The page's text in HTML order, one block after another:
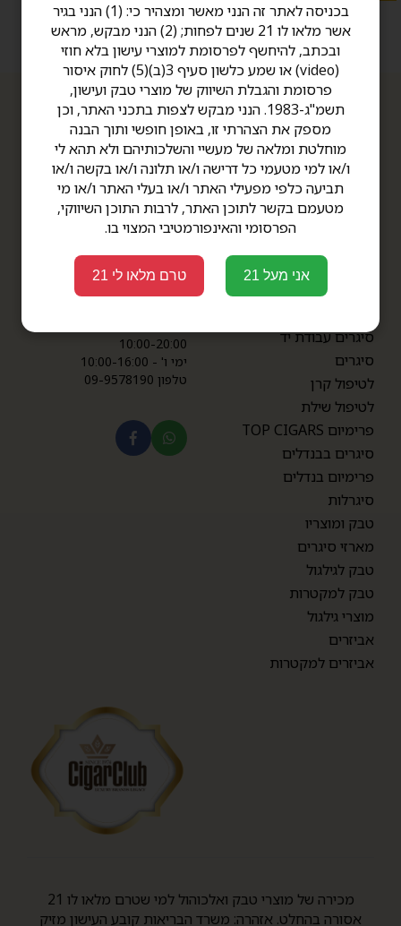
דברו איתנו
סניף תל אביב
דרך קיבוץ גלויות 34 תל אביב
שעות פתיחה: ימים א'-ה' -
8:00-20:00
ימי ו' - 8:00-14:00
סניף גלילות
10:00-20:00
ימי ו' - 10:00-16:00
טלפון 09-9578190
תקנון
הצהרת נגישות
אודות
צור קשר
מדיניות פרטיות
מבצעים
סיגרים עבודת יד
סיגרים
לטיפול קרן
לטיפול שילת
פרימיום TOP CIGARS
סיגרים בבנדלים
פרימיום בנדלים
סיגרלות
טבק ומוצריו
מארזי סיגרים
טבק לגילגול
טבק למקטרות
מוצרי גילגול
אביזרים
אביזרים למקטרות
מכירה של מוצרי טבק ואלכוהול למי שטרם מלאו לו 21
אסורה בהחלט. אזהרה: משרד הבריאות קובע העישון מזיק
בכניסה לאתר זה הנני מאשר ומצהיר כי: (1) הנני בגיר
אשר מלאו לו 21 שנים לפחות; (2) הנני מבקש, מראש
ובכתב, להיחשף לפרסומת למוצרי עישון בלא חוזי
(video) או שמע כלשון סעיף 3(ב)(5) לחוק איסור
פרסומת והגבלת השיווק של מוצרי טבק ועישון,
תשמ"ג-1983. הנני מבקש לצפות בתכני האתר, וכן
מספק את הצהרתי זו, באופן חופשי ותוך הבנה
מוחלטת ומלאה של מעשיי והשלכותיהם ולא תהא לי
ו/או למי מטעמי כל דרישה ו/או תלונה ו/או בקשה ו/או
תביעה כלפי מפעילי האתר ו/או בעלי האתר ו/או מי
מטעמם בקשר לתוכן האתר, לרבות התוכן השיווקי,
הפרסומי והאינפורמטיבי המצוי בו.
אני מעל 21 טרם מלאו לי 21